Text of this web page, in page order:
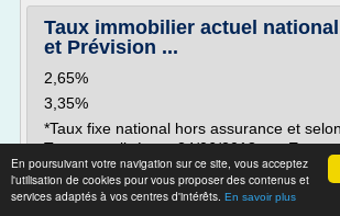
En poursuivant votre navigation sur ce site, vous acceptez
l'utilisation de cookies pour vous proposer des contenus et
services adaptés à vos centres d'intérêts. En savoir plus
Taux immobilier actuel
et Prévision ...
2,65%
3,35%
*Taux fixe national hors assurance et
Taux actualisés au 24/06/2018 par
comparés par rapport au 14/05/2018
Notre analyse nationale des meilleurs taux